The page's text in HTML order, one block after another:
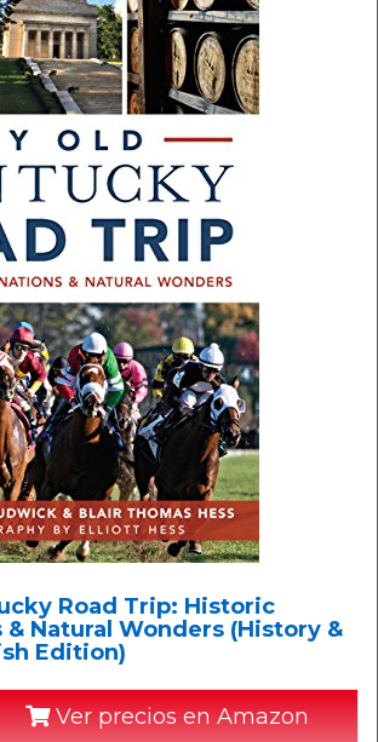
Road Trip: Historic
Natural Wonders (History &
Edition)
Ver precios en Amazon